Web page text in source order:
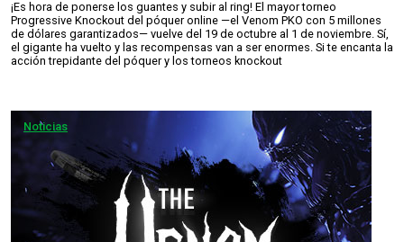
¡Es hora de ponerse los guantes y subir al ring! El mayor torneo
Progressive Knockout del póquer online —el Venom PKO con 5 millones
de dólares garantizados— vuelve del 19 de octubre al 1 de noviembre. Sí,
el gigante ha vuelto y las recompensas van a ser enormes. Si te encanta la
acción trepidante del póquer y los torneos knockout
Noticias